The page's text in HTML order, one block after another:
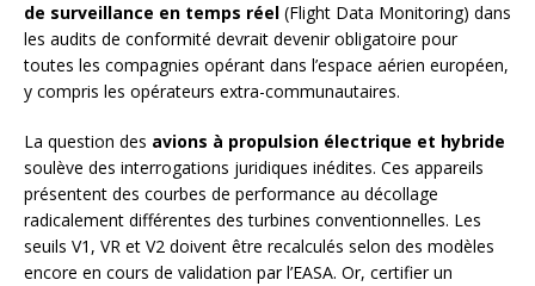
de surveillance en temps réel (Flight Data Monitoring) dans
les audits de conformité devrait devenir obligatoire pour
toutes les compagnies opérant dans l’espace aérien européen,
y compris les opérateurs extra-communautaires.
La question des avions à propulsion électrique et hybride
soulève des interrogations juridiques inédites. Ces appareils
présentent des courbes de performance au décollage
radicalement différentes des turbines conventionnelles. Les
seuils V1, VR et V2 doivent être recalculés selon des modèles
encore en cours de validation par l’EASA. Or, certifier un